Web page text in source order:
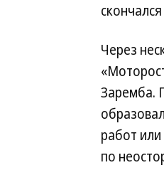
Через
Заремба.
работ
по